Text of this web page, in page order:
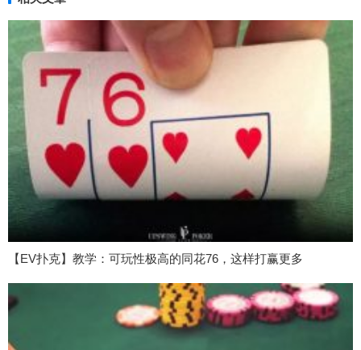
【EV扑克】教学：可玩性极高的同花76，这样打赢更多